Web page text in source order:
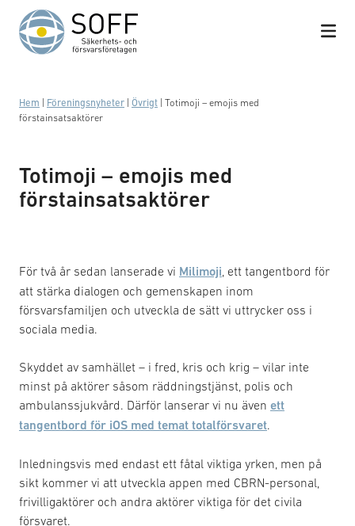
Hoppa till innehåll
Hem Föreningsnyheter Övrigt Totimoji – emojis med
förstainsatsaktörer
Totimoji – emojis med
förstainsatsaktörer
För två år sedan lanserade vi Milimoji , ett tangentbord för
att stärka dialogen och gemenskapen inom
försvarsfamiljen och utveckla de sätt vi uttrycker oss i
sociala media.
Skyddet av samhället – i fred, kris och krig – vilar inte
minst på aktörer såsom räddningstjänst, polis och
ambulanssjukvård. Därför lanserar vi nu även ett
tangentbord för iOS med temat totalförsvaret.
Inledningsvis med endast ett fåtal viktiga yrken, men på
sikt kommer vi att utveckla appen med CBRN-personal,
frivilligaktörer och andra aktörer viktiga för det civila
försvaret.